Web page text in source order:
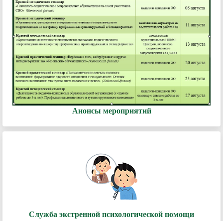
Анонсы мероприятий
Служба экстренной психологической помощи